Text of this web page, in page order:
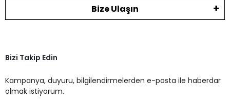
Bize Ulaşın
Bizi Takip Edin
Kampanya, duyuru, bilgilendirmelerden e-posta ile haberdar
olmak istiyorum.